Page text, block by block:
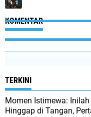
KOMENTAR
TERKINI
Momen Istimewa:
Hinggap di Tangan,